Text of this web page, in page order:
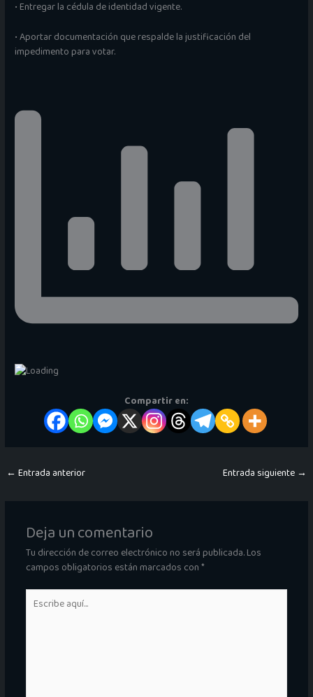
• Entregar la cédula de identidad vigente.
• Aportar documentación que respalde la justificación del
impedimento para votar.
Compartir en:
← Entrada anterior Entrada siguiente →
Deja un comentario
Tu dirección de correo electrónico no será publicada.Los
campos obligatorios están marcados con*
aquí...